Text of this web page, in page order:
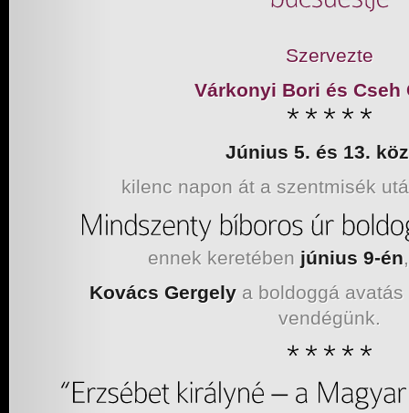
Szervezte
Várkonyi Bori és Cseh
Június 5. és 13.
kilenc napon át a szentmisék
ennek keretében június 9-én
Kovács Gergelya boldoggá avatás
vendégünk.